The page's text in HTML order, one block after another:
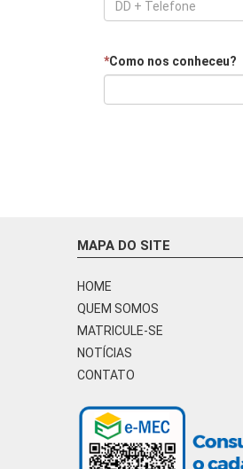
*Como nos conheceu?
MAPA DO SITE
HOME
QUEM SOMOS
MATRICULE-SE
NOTÍCIAS
CONTATO